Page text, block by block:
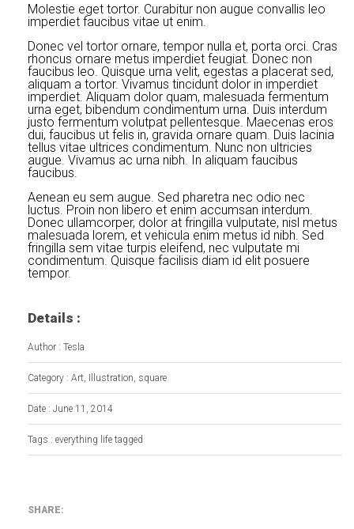
Molestie eget tortor. Curabitur non augue convallis leo
imperdiet faucibus vitae ut enim.
Donec vel tortor ornare, tempor nulla et, porta orci. Cras
rhoncus ornare metus imperdiet feugiat. Donec non
faucibus leo. Quisque urna velit, egestas a placerat sed,
aliquam a tortor. Vivamus tincidunt dolor in imperdiet
imperdiet. Aliquam dolor quam, malesuada fermentum
urna eget, bibendum condimentum urna. Duis interdum
justo fermentum volutpat pellentesque. Maecenas eros
dui, faucibus ut felis in, gravida ornare quam. Duis lacinia
tellus vitae ultrices condimentum. Nunc non ultricies
augue. Vivamus ac urna nibh. In aliquam faucibus
faucibus.
Aenean eu sem augue. Sed pharetra nec odio nec
luctus. Proin non libero et enim accumsan interdum.
Donec ullamcorper, dolor at fringilla vulputate, nisl metus
malesuada lorem, et vehicula enim metus id nibh. Sed
fringilla sem vitae turpis eleifend, nec vulputate mi
condimentum. Quisque facilisis diam id elit posuere
tempor.
Details :
Author : Tesla
Category : Art, Illustration, square
Date : June 11, 2014
Tags : everything life tagged
SHARE: